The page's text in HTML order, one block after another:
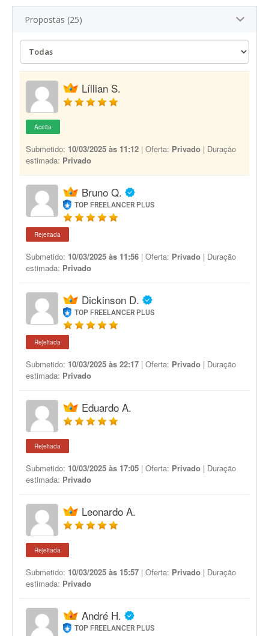
Propostas (25)
Líllian S.
Aceita
Submetido: 10/03/2025 às 11:12 | Oferta: Privado | Duração
estimada: Privado
Bruno Q.
TOP FREELANCER PLUS
Rejeitada
Submetido: 10/03/2025 às 11:56 | Oferta: Privado | Duração
estimada: Privado
Dickinson D.
TOP FREELANCER PLUS
Rejeitada
Submetido: 10/03/2025 às 22:17 | Oferta: Privado | Duração
estimada: Privado
Eduardo A.
Rejeitada
Submetido: 10/03/2025 às 17:05 | Oferta: Privado | Duração
estimada: Privado
Leonardo A.
Rejeitada
Submetido: 10/03/2025 às 15:57 | Oferta: Privado | Duração
estimada: Privado
André H.
TOP FREELANCER PLUS